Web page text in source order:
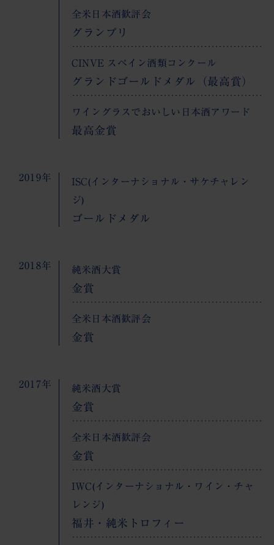
全米日本酒歓評会
グランプリ
CINVE スペイン酒類コンクール
グランドゴールドメダル（最高賞）
ワイングラスでおいしい日本酒アワード
最高金賞
2019年
ISC(インターナショナル・サケチャレン
ジ)
ゴールドメダル
2018年 純米酒大賞
金賞
全米日本酒歓評会
金賞
2017年 純米酒大賞
金賞
全米日本酒歓評会
金賞
IWC(インターナショナル・ワイン・チャ
レンジ)
福井・純米トロフィー